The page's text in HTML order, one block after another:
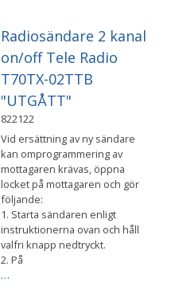
Radiosändare 2 kanal
on/off Tele Radio
T70TX-02TTB
"UTGÅTT"
822122
Vid ersättning av ny sändare
kan omprogrammering av
mottagaren krävas, öppna
locket på mottagaren och gör
följande:
1. Starta sändaren enligt
instruktionerna ovan och håll
valfri knapp nedtryckt.
2. På
…